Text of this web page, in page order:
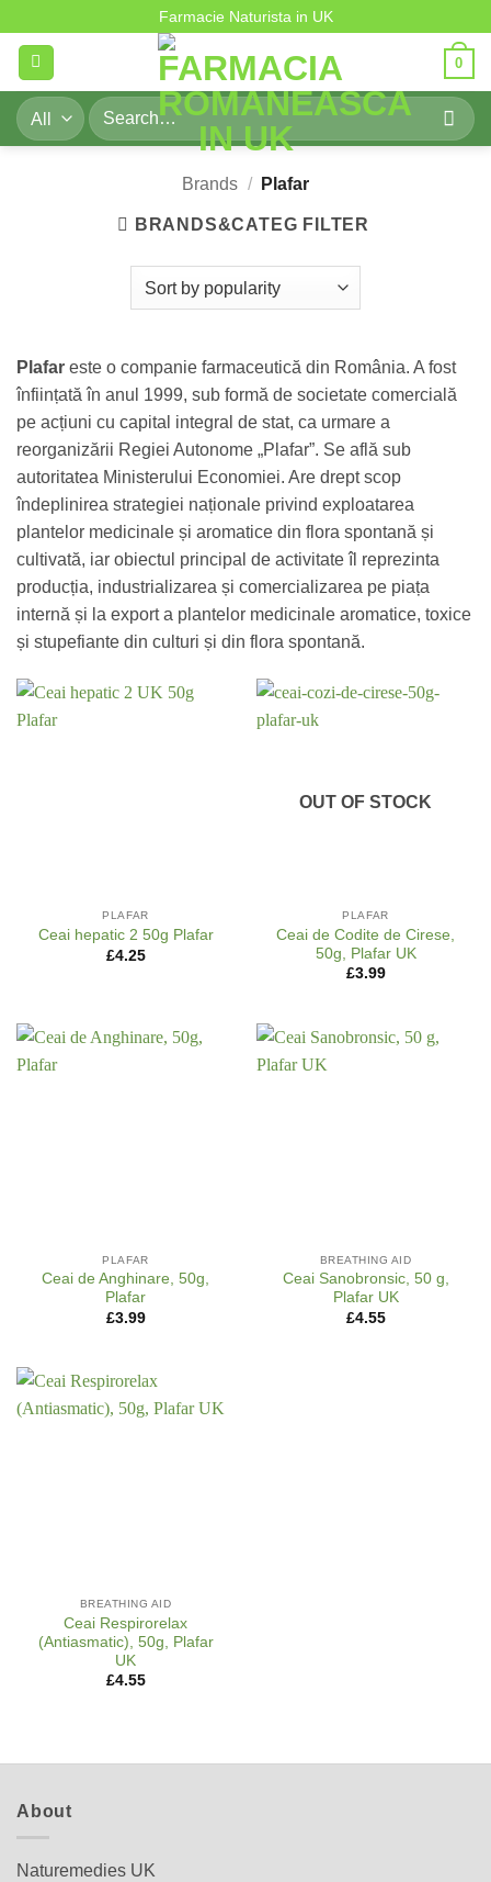
content
Farmacie Naturista in UK
0
Search
for:
Brands / Plafar
BRANDS&CATEG FILTER
Plafar este o companie farmaceutică din România. A fost
înființată în anul 1999, sub formă de societate comercială
pe acțiuni cu capital integral de stat, ca urmare a
reorganizării Regiei Autonome „Plafar”. Se află sub
autoritatea Ministerului Economiei. Are drept scop
îndeplinirea strategiei naționale privind exploatarea
plantelor medicinale și aromatice din flora spontană și
cultivată, iar obiectul principal de activitate îl reprezinta
producția, industrializarea și comercializarea pe piața
internă și la export a plantelor medicinale aromatice, toxice
și stupefiante din culturi și din flora spontană.
PLAFAR
Ceai hepatic 2 50g Plafar
£4.25
OUT OF STOCK
PLAFAR
Ceai de Codite de Cirese,
50g, Plafar UK
£3.99
PLAFAR
Ceai de Anghinare, 50g,
Plafar
£3.99
BREATHING AID
Ceai Sanobronsic, 50 g,
Plafar UK
£4.55
BREATHING AID
Ceai Respirorelax
(Antiasmatic), 50g, Plafar
UK
£4.55
About
Naturemedies UK